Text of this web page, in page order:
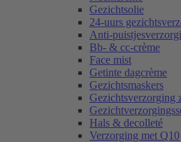
Gezichtsolie
24-uurs
Anti-
Bb- & cc-crème
Face mist
Getinte dagcrème
Gezichtsmaskers
Gezichtsverzorging
Hals & decolleté
Verzorging met Q10